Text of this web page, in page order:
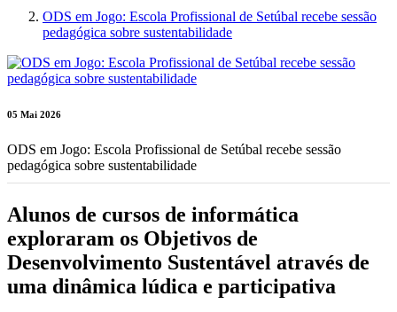
ODS em Jogo: Escola Profissional de Setúbal recebe sessão
pedagógica sobre sustentabilidade
05 Mai 2026
ODS em Jogo: Escola Profissional de Setúbal recebe sessão
pedagógica sobre sustentabilidade
Alunos de cursos de informática
exploraram os Objetivos de
Desenvolvimento Sustentável através de
uma dinâmica lúdica e participativa